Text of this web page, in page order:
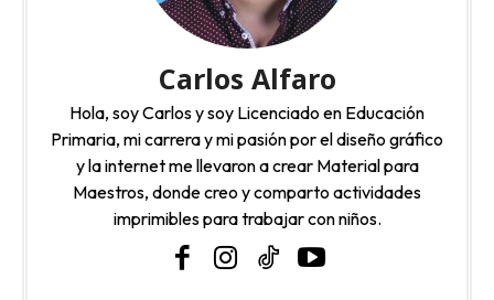
Carlos Alfaro
Hola, soy Carlos y soy Licenciado en Educación
Primaria, mi carrera y mi pasión por el diseño gráfico
y la internet me llevaron a crear Material para
Maestros, donde creo y comparto actividades
imprimibles para trabajar con niños.